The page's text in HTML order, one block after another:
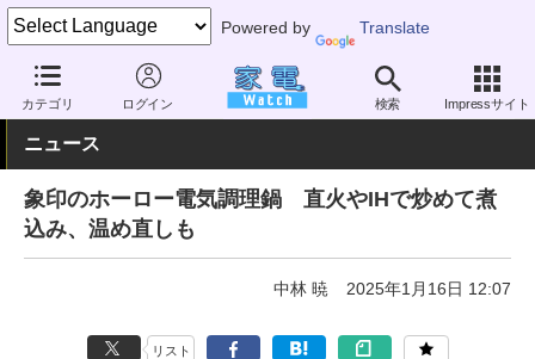
Powered by Translate
カテゴリ ログイン 検索 Impressサイト
家電 Watch 生活家電 キッチン家電 電気圧力鍋・煮込み鍋
ニュース
象印のホーロー電気調理鍋 直火やIHで炒めて煮
込み、温め直しも
中林 暁 2025年1月16日 12:07
リスト